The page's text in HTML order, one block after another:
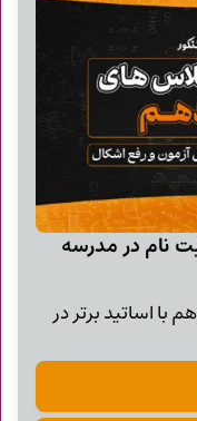
نام در مدرسه
با اساتید برتر در